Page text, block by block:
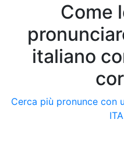
Come
italiano
Cerca più pronunce con
ITA